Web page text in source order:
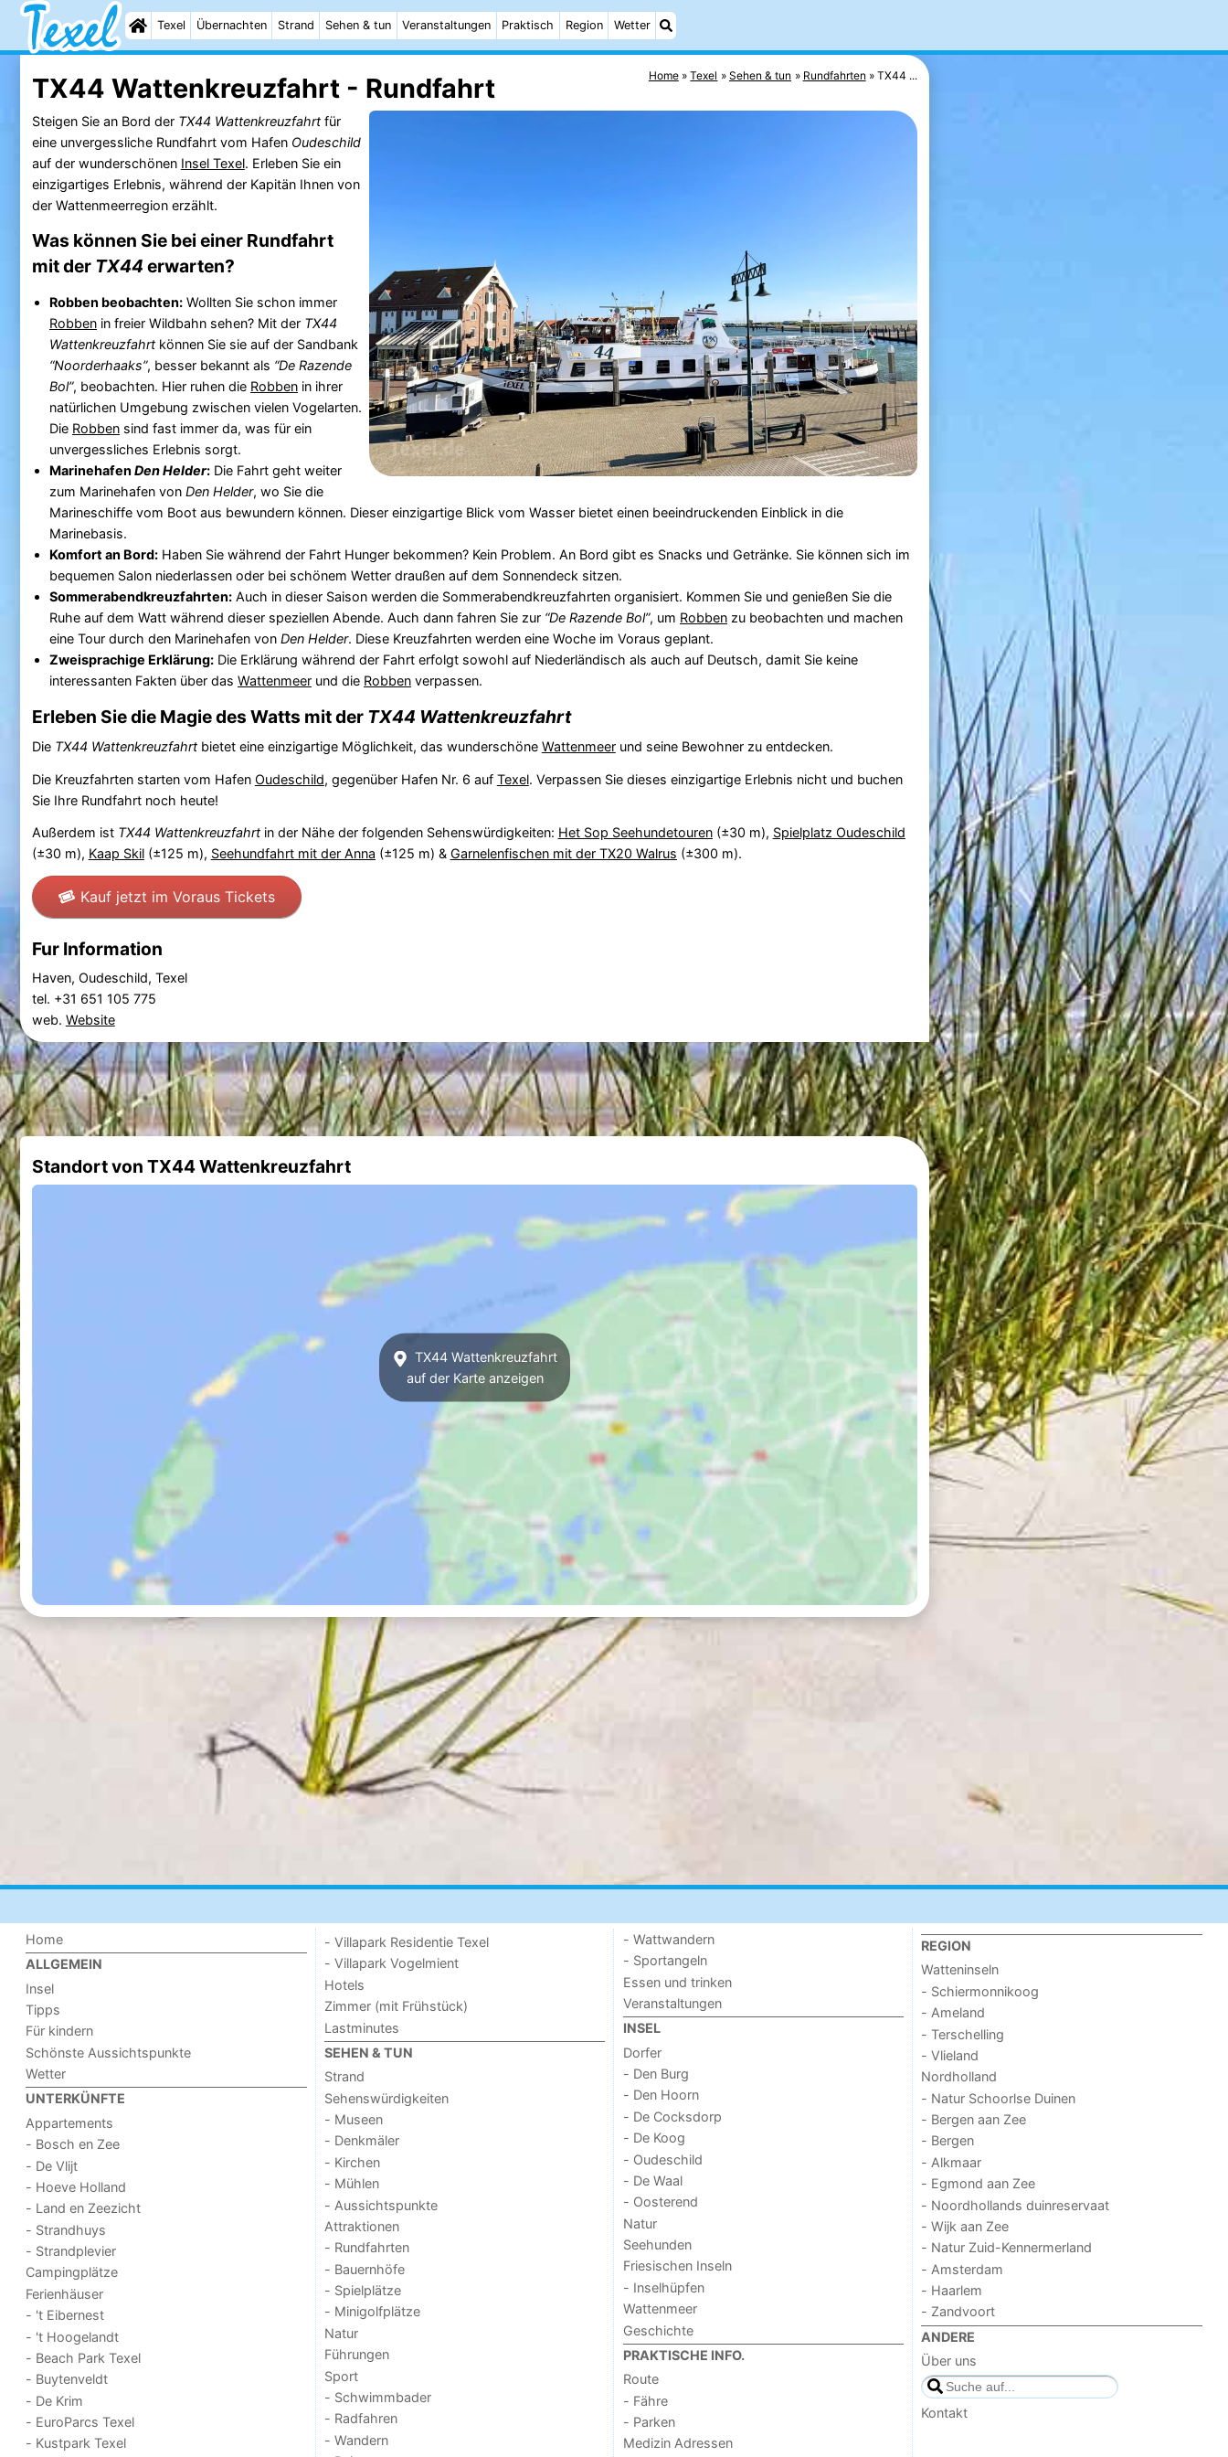
Texel Übernachten Strand Sehen & tun Veranstaltungen Praktisch Region Wetter
Home Texel Sehen & tun Rundfahrten TX44 ...
TX44 Wattenkreuzfahrt - Rundfahrt
Steigen Sie an Bord der TX44 Wattenkreuzfahrtfür
eine unvergessliche Rundfahrt vom Hafen Oudeschild
auf der wunderschönen Insel Texel. Erleben Sie ein
einzigartiges Erlebnis, während der Kapitän Ihnen von
der Wattenmeerregion erzählt.
Was können Sie bei einer Rundfahrt
mit der TX44 erwarten?
Robben beobachten:Wollten Sie schon immer
Robbenin freier Wildbahn sehen? Mit der TX44
Wattenkreuzfahrtkönnen Sie sie auf der Sandbank
“Noorderhaaks”, besser bekannt als “De Razende
Bol”, beobachten. Hier ruhen die Robbenin ihrer
natürlichen Umgebung zwischen vielen Vogelarten.
Die Robbensind fast immer da, was für ein
unvergessliches Erlebnis sorgt.
Marinehafen Den Helder:Die Fahrt geht weiter
zum Marinehafen von Den Helder, wo Sie die
Marineschiffe vom Boot aus bewundern können. Dieser einzigartige Blick vom Wasser bietet einen beeindruckenden Einblick in die
Marinebasis.
Komfort an Bord:Haben Sie während der Fahrt Hunger bekommen? Kein Problem. An Bord gibt es Snacks und Getränke. Sie können sich im
bequemen Salon niederlassen oder bei schönem Wetter draußen auf dem Sonnendeck sitzen.
Sommerabendkreuzfahrten:Auch in dieser Saison werden die Sommerabendkreuzfahrten organisiert. Kommen Sie und genießen Sie die
Ruhe auf dem Watt während dieser speziellen Abende. Auch dann fahren Sie zur “De Razende Bol”, um Robbenzu beobachten und machen
eine Tour durch den Marinehafen von Den Helder. Diese Kreuzfahrten werden eine Woche im Voraus geplant.
Zweisprachige Erklärung:Die Erklärung während der Fahrt erfolgt sowohl auf Niederländisch als auch auf Deutsch, damit Sie keine
interessanten Fakten über das Wattenmeerund die Robbenverpassen.
Erleben Sie die Magie des Watts mit der TX44 Wattenkreuzfahrt
Die TX44 Wattenkreuzfahrtbietet eine einzigartige Möglichkeit, das wunderschöne Wattenmeerund seine Bewohner zu entdecken.
Die Kreuzfahrten starten vom Hafen Oudeschild, gegenüber Hafen Nr. 6 auf Texel. Verpassen Sie dieses einzigartige Erlebnis nicht und buchen
Sie Ihre Rundfahrt noch heute!
Außerdem ist TX44 Wattenkreuzfahrtin der Nähe der folgenden Sehenswürdigkeiten: Het Sop Seehundetouren(±30 m), Spielplatz Oudeschild
(±30 m), Kaap Skil(±125 m), Seehundfahrt mit der Anna (±125 m) & Garnelenfischen mit der TX20 Walrus (±300 m).
Kauf jetzt im Voraus Tickets
Fur Information
Haven, Oudeschild, Texel
tel. +31 651 105 775
web. Website
Standort von TX44 Wattenkreuzfahrt
TX44 Wattenkreuzfahrt
auf der Karte anzeigen
Home
ALLGEMEIN
Insel
Tipps
Für kindern
Schönste Aussichtspunkte
Wetter
UNTERKÜNFTE
Appartements
- Bosch en Zee
- De Vlijt
- Hoeve Holland
- Land en Zeezicht
- Strandhuys
- Strandplevier
Campingplätze
Ferienhäuser
- 't Eibernest
- 't Hoogelandt
- Beach Park Texel
- Buytenveldt
- De Krim
- EuroParcs Texel
- Kustpark Texel
- Villapark Residentie Texel
- Villapark Vogelmient
Hotels
Zimmer (mit Frühstück)
Lastminutes
SEHEN & TUN
Strand
Sehenswürdigkeiten
- Museen
- Denkmäler
- Kirchen
- Mühlen
- Aussichtspunkte
Attraktionen
- Rundfahrten
- Bauernhöfe
- Spielplätze
- Minigolfplätze
Natur
Führungen
Sport
- Schwimmbader
- Radfahren
- Wandern
- Wattwandern
- Sportangeln
Essen und trinken
Veranstaltungen
INSEL
Dorfer
- Den Burg
- Den Hoorn
- De Cocksdorp
- De Koog
- Oudeschild
- De Waal
- Oosterend
Natur
Seehunden
Friesischen Inseln
- Inselhüpfen
Wattenmeer
Geschichte
PRAKTISCHE INFO.
Route
- Fähre
- Parken
Medizin Adressen
REGION
Watteninseln
- Schiermonnikoog
- Ameland
- Terschelling
- Vlieland
Nordholland
- Natur Schoorlse Duinen
- Bergen aan Zee
- Bergen
- Alkmaar
- Egmond aan Zee
- Noordhollands duinreservaat
- Wijk aan Zee
- Natur Zuid-Kennermerland
- Amsterdam
- Haarlem
- Zandvoort
ANDERE
Über uns
Kontakt